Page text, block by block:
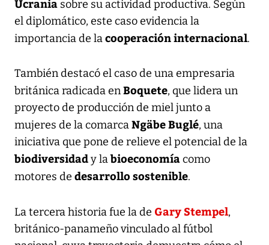
Ucrania sobre su actividad productiva. Según
el diplomático, este caso evidencia la
importancia de lacooperación internacional.
También destacó el caso de una empresaria
británica radicada enBoquete, que lidera un
proyecto de producción de miel junto a
mujeres de la comarcaNgäbe Buglé, una
iniciativa que pone de relieve el potencial de la
biodiversidady labioeconomíacomo
motores de desarrollo sostenible.
La tercera historia fue la de Gary Stempel,
británico-panameño vinculado al fútbol